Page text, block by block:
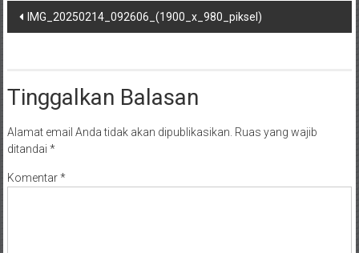
Navigasi
IMG_20250214_092606_(1900_x_980_piksel)
Tinggalkan Balasan
Alamat email Anda tidak akan dipublikasikan. Ruas yang wajib
ditandai *
Komentar*